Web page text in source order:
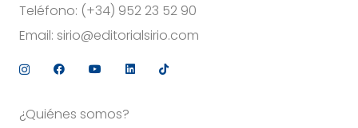
Teléfono: (+34) 952 23 52 90
Email: sirio@editorialsirio.com
¿Quiénes somos?